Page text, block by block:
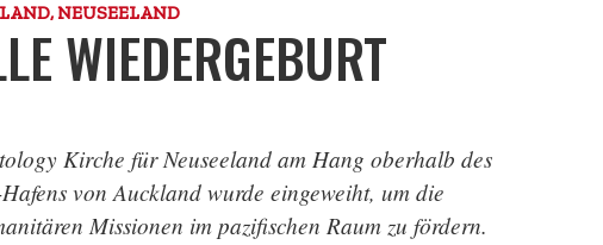
NEUSEELAND
WIEDERGEBURT
Kirche für Neuseeland am Hang oberhalb des
von Auckland wurde eingeweiht, um die
Missionen im pazifischen Raum zu fördern.